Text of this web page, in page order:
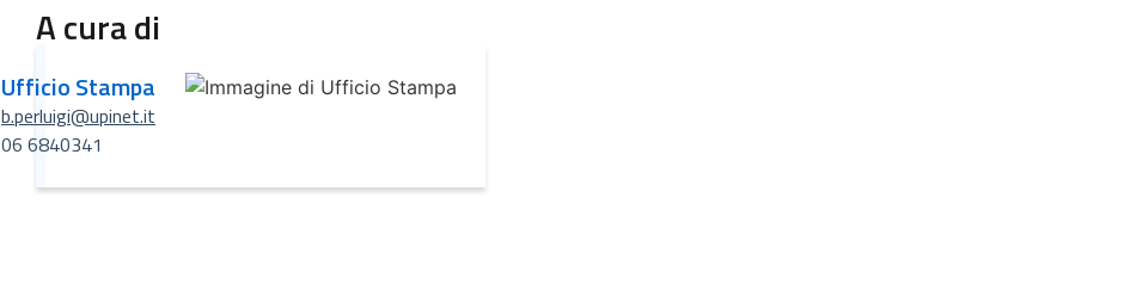
A cura di
Ufficio Stampa
b.perluigi@upinet.it
06 6840341